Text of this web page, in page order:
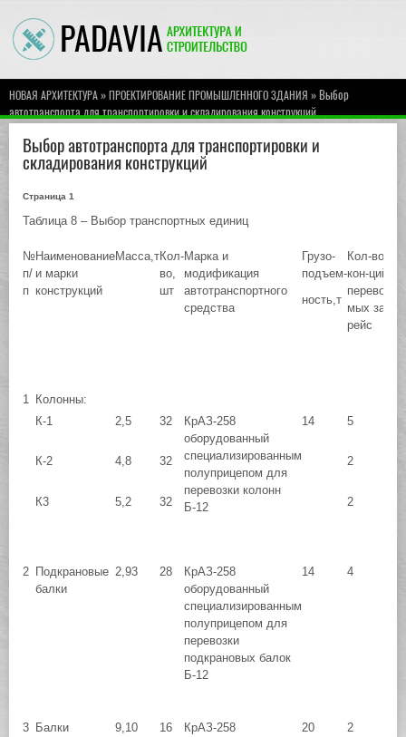
НОВАЯ АРХИТЕКТУРА»ПРОЕКТИРОВАНИЕ ПРОМЫШЛЕННОГО ЗДАНИЯ » Выбор
автотранспорта для транспортировки и складирования конструкций
Выбор автотранспорта для транспортировки и
складирования конструкций
Страница 1
Таблица 8 – Выбор транспортных единиц
№
п/
п
Наименование
и марки
конструкций
Масса,тКол-
во,
шт
Марка и
модификация
автотранспортного
средства
Грузо-
подъем-
ность,т
Кол-во
кон-ций,
перевози-
мых за 1
рейс
1 Колонны:
К-1
2,5 32
КрАЗ-258
оборудованный
специализированным
полуприцепом для
перевозки колонн
Б-12
14 5
К-2 4,8 32 2
К3 5,2 32 2
2 Подкрановые
балки
2,93 28
КрАЗ-258
оборудованный
специализированным
полуприцепом для
перевозки
подкрановых балок
Б-12
14 4
3 Балки
9,10 16
КрАЗ-258
20 2